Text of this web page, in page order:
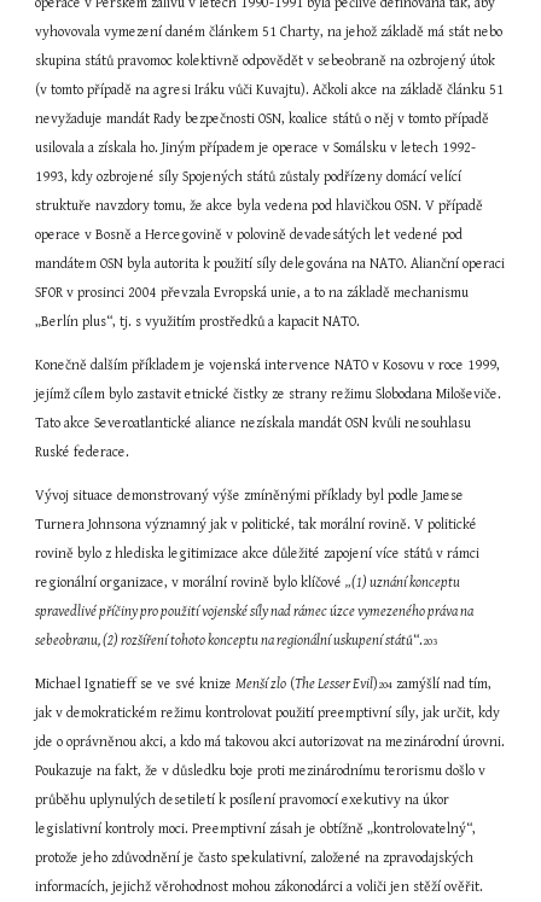
vyhovovala vymezení daném článkem 51 Charty, na jehož základě má stát nebo
skupina států pravomoc kolektivně odpovědět v sebeobraně na ozbrojený útok
(v tomto případě na agresi Iráku vůči Kuvajtu). Ačkoli akce na základě článku 51
nevyžaduje mandát Rady bezpečnosti OSN, koalice států o něj v tomto případě
usilovala a získala ho. Jiným případem je operace v Somálsku v letech 1992-
1993, kdy ozbrojené síly Spojených států zůstaly podřízeny domácí velící
struktuře navzdory tomu, že akce byla vedena pod hlavičkou OSN. V případě
operace v Bosně a Hercegovině v polovině devadesátých let vedené pod
mandátem OSN byla autorita k použití síly delegována na NATO. Alianční operaci
SFOR v prosinci 2004 převzala Evropská unie, a to na základě mechanismu
„Berlín plus“, tj. s využitím prostředků a kapacit NATO.
Konečně dalším příkladem je vojenská intervence NATO v Kosovu v roce 1999,
jejímž cílem bylo zastavit etnické čistky ze strany režimu Slobodana Miloševiče.
Tato akce Severoatlantické aliance nezískala mandát OSN kvůli nesouhlasu
Ruské federace.
Vývoj situace demonstrovaný výše zmíněnými příklady byl podle Jamese
Turnera Johnsona významný jak v politické, tak morální rovině. V politické
rovině bylo z hlediska legitimizace akce důležité zapojení více států v rámci
regionální organizace, v morální rovině bylo klíčové „(1) uznání konceptu
spravedlivé příčiny pro použití vojenské síly nad rámec úzce vymezeného práva na
sebeobranu, (2) rozšíření tohoto konceptu na regionální uskupení států“.203
Michael Ignatieff se ve své knize Menší zlo (The Lesser Evil)204 zamýšlí nad tím,
jak v demokratickém režimu kontrolovat použití preemptivní síly, jak určit, kdy
jde o oprávněnou akci, a kdo má takovou akci autorizovat na mezinárodní úrovni.
Poukazuje na fakt, že v důsledku boje proti mezinárodnímu terorismu došlo v
průběhu uplynulých desetiletí k posílení pravomocí exekutivy na úkor
legislativní kontroly moci. Preemptivní zásah je obtížně „kontrolovatelný“,
protože jeho zdůvodnění je často spekulativní, založené na zpravodajských
informacích, jejichž věrohodnost mohou zákonodárci a voliči jen stěží ověřit.